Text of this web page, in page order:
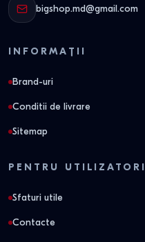
bigshop.md@gmail.com
INFORMAȚII
Brand-uri
Conditii de livrare
Sitemap
PENTRU UTILIZATORI
Sfaturi utile
Contacte